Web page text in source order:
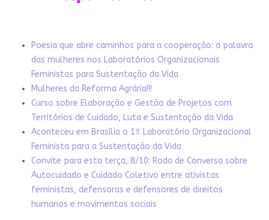
Poesia que abre caminhos para a cooperação: a palavra
das mulheres nos Laboratórios Organizacionais
Feministas para Sustentação da Vida
Mulheres da Reforma Agrária!!!
Curso sobre Elaboração e Gestão de Projetos com
Territórios de Cuidado, Luta e Sustentação da Vida
Aconteceu em Brasília o 1º Laboratório Organizacional
Feminista para a Sustentação da Vida
Convite para esta terça, 8/10: Roda de Conversa sobre
Autocuidado e Cuidado Coletivo entre ativistas
feministas, defensoras e defensores de direitos
humanos e movimentos sociais